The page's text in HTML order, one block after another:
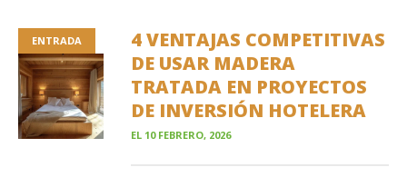
ENTRADA
4 VENTAJAS COMPETITIVAS
DE USAR MADERA
TRATADA EN PROYECTOS
DE INVERSIÓN HOTELERA
EL 10 FEBRERO, 2026